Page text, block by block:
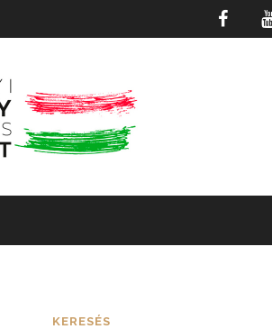
KERESÉS